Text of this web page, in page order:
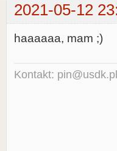
2021-05-12
haaaaaa, mam ;)
Kontakt: pin@usdk.pl